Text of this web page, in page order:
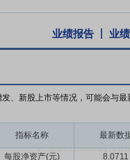
业绩报告 业
、新股上市等情况，可能会与最
指标名称 最新数
每股净资产(元)
8.0711